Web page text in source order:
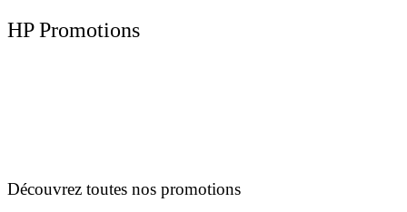
HP Promotions
Découvrez toutes nos promotions